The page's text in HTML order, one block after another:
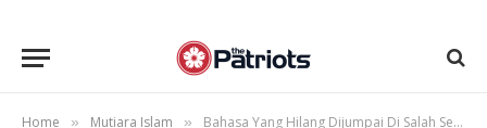
Home » Mutiara Islam » Bahasa Yang Hilang Dijumpai Di Salah Sebuah Perpustakaan Tertua Dunia